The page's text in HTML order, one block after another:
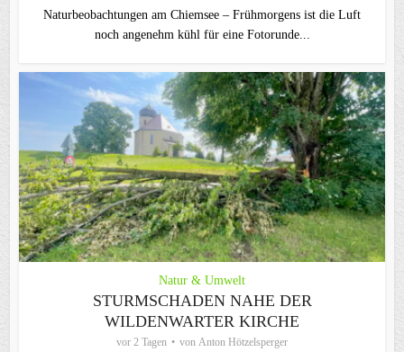
Naturbeobachtungen am Chiemsee – Frühmorgens ist die Luft
noch angenehm kühl für eine Fotorunde...
Natur & Umwelt
STURMSCHADEN NAHE DER
WILDENWARTER KIRCHE
vor 2 Tagen von Anton Hötzelsperger